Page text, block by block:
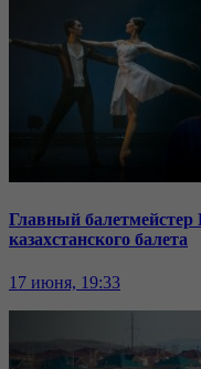
Главный
казахстанского балета
17 июня, 19:33